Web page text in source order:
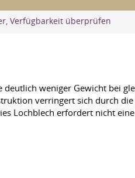
Verfügbarkeit überprüfen
weniger Gewicht bei
verringert sich durch
Lochblech erfordert nicht